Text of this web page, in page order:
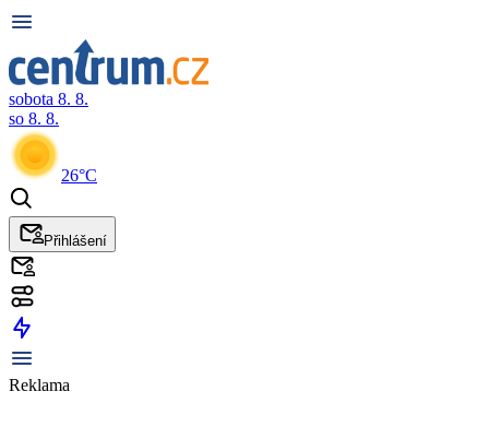
sobota 8. 8.
so 8. 8.
26°C
Přihlášení
Reklama